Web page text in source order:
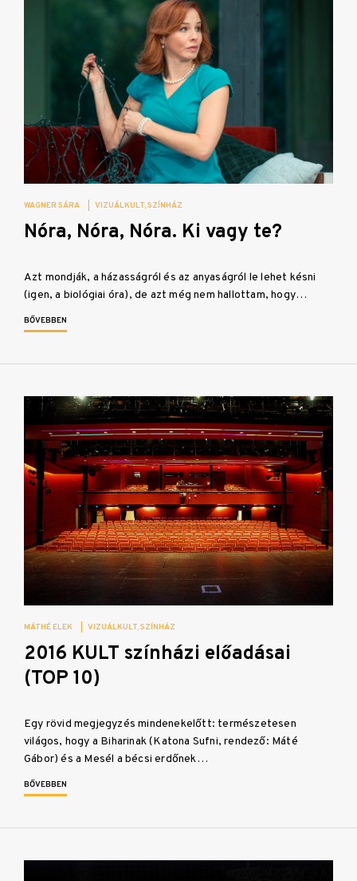
WAGNER SÁRA VIZUÁLKULT SZÍNHÁZ
Nóra, Nóra, Nóra. Ki vagy te?
Azt mondják, a házasságról és az anyaságról le lehet késni
(igen, a biológiai óra), de azt még nem hallottam, hogy…
BŐVEBBEN
MÁTHÉ ELEK VIZUÁLKULT SZÍNHÁZ
2016 KULT színházi előadásai
(TOP 10)
Egy rövid megjegyzés mindenekelőtt: természetesen
világos, hogy a Biharinak (Katona Sufni, rendező: Máté
Gábor) és a Mesél a bécsi erdőnek…
BŐVEBBEN